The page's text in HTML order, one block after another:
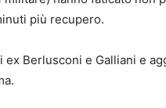
più recupero.
Berlusconi e Galliani e